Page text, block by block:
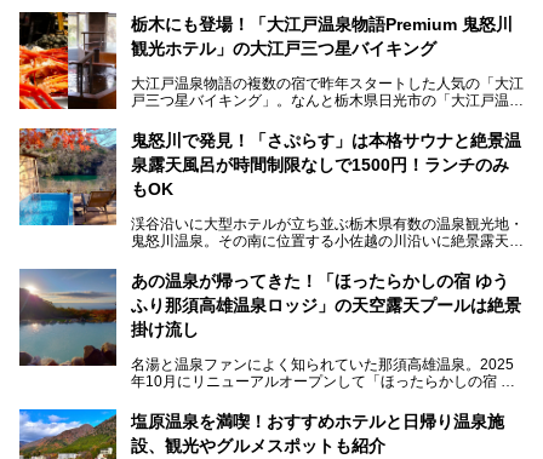
栃木にも登場！「大江戸温泉物語Premium 鬼怒川
観光ホテル」の大江戸三つ星バイキング
大江戸温泉物語の複数の宿で昨年スタートした人気の「大江
戸三つ星バイキング」。なんと栃木県日光市の「大江戸温泉
ここは首都圏から1泊で行きやすい鬼怒川温泉の渓流沿いに
建つホテルで、バイキングの他にも天然温泉の大浴場とサウ
ナ、フリーフローサービスのラウンジなど館内で楽しめるス
ポットがたくさんあり、3世代旅行やグループ旅行にもぴっ
たり。
そんな「大江戸温泉物語Premium 鬼怒川観光ホテル」の魅
力を詳しく紹介しちゃいます。
───
提供元：大江戸温泉物語ホテルズ＆リゾーツ株式会社【P
R】
この記事は大江戸温泉物語Premium 鬼怒川観光ホテルのPR
記事です。
鬼怒川で発見！「さぷらす」は本格サウナと絶景温
泉露天風呂が時間制限なしで1500円！ランチのみ
もOK
渓谷沿いに大型ホテルが立ち並ぶ栃木県有数の温泉観光地・
鬼怒川温泉。その南に位置する小佐越の川沿いに絶景露天風
こだわりのサウナ、掛け流しの水風呂、天然温泉の露天風
呂、食事処、休憩室など備えて、決して大規模施設ではあり
ませんが、鬼怒川温泉観光の行き帰りに、はたまたサウナで
一日リフレッシュするための目的地に！ぜひオススメしたい
スポットです。時間制限も無いので1人1,500円でひがな一
日サウナや温泉を楽しんでお昼も食べてごろごろできちゃい
ますよ。
あの温泉が帰ってきた！「ほったらかしの宿 ゆう
ふり那須高雄温泉ロッジ」の天空露天プールは絶景
掛け流し
名湯と温泉ファンによく知られていた那須高雄温泉。2025
年10月にリニューアルオープンして「ほったらかしの宿 ゆ
した。
那須湯本の温泉街から少し離れた静かな環境、一軒宿ゆえに
許される露天風呂からの絶景、日帰り入浴や素泊まりで気楽
塩原温泉を満喫！おすすめホテルと日帰り温泉施
設、観光やグルメスポットも紹介